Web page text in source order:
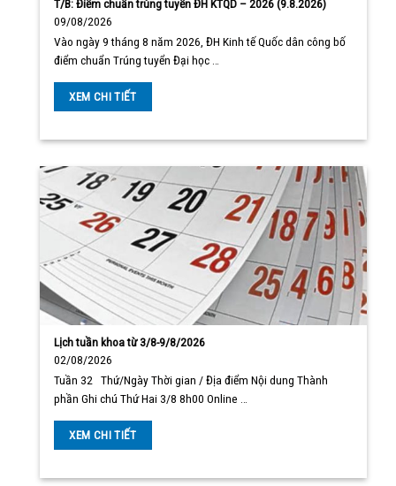
T/B: Điểm chuẩn trúng tuyển ĐH KTQD – 2026 (9.8.2026)
09/08/2026
Vào ngày 9 tháng 8 năm 2026, ĐH Kinh tế Quốc dân công bố
điểm chuẩn Trúng tuyển Đại học …
XEM CHI TIẾT
Lịch tuần khoa từ 3/8-9/8/2026
02/08/2026
Tuần 32 Thứ/Ngày Thời gian / Địa điểm Nội dung Thành
phần Ghi chú Thứ Hai 3/8 8h00 Online …
XEM CHI TIẾT